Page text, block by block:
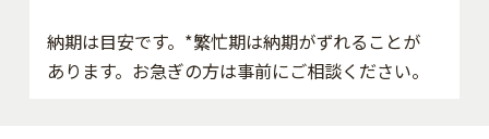
納期は目安です。*繁忙期は納期がずれることが
あります。お急ぎの方は事前にご相談ください。